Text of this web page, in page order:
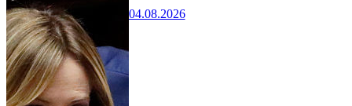
04.08.2026